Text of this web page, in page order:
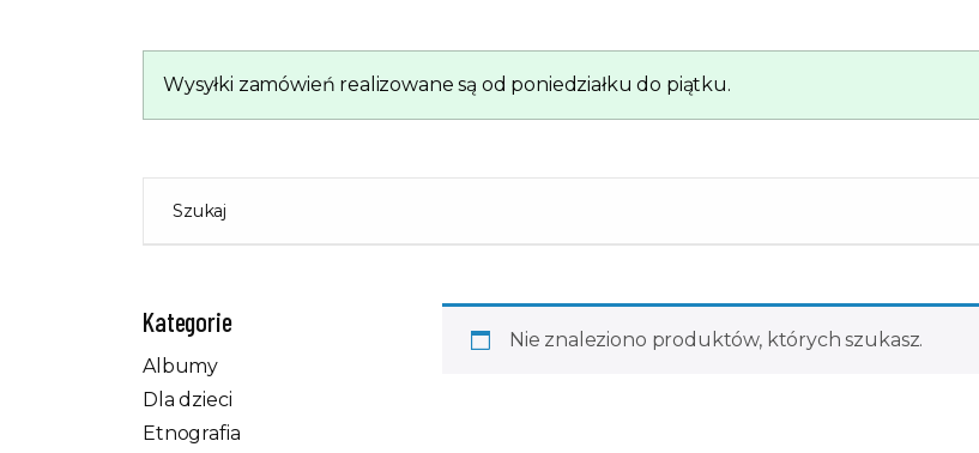
Wysyłki zamówień realizowane są od poniedziałku do piątku.
Szukaj
Kategorie
Albumy
Dla dzieci
Etnografia
Nie znaleziono produktów, których szukasz.